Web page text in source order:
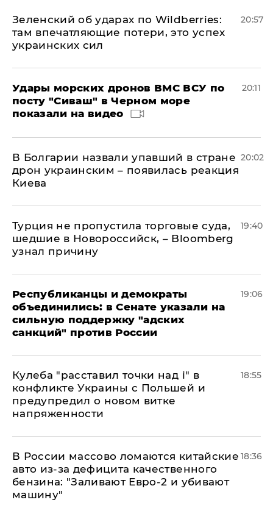
Зеленский об ударах по Wildberries:
там впечатляющие потери, это успех
украинских сил
20:57
Удары морских дронов ВМС ВСУ по
посту "Сиваш" в Черном море
показали на видео
20:11
В Болгарии назвали упавший в стране
дрон украинским – появилась реакция
Киева
20:02
Турция не пропустила торговые суда,
шедшие в Новороссийск, – Bloomberg
узнал причину
19:40
Республиканцы и демократы
объединились: в Сенате указали на
сильную поддержку "адских
санкций" против России
19:06
Кулеба "расставил точки над і" в
конфликте Украины с Польшей и
предупредил о новом витке
напряженности
18:55
В России массово ломаются китайские
авто из-за дефицита качественного
бензина: "Заливают Евро-2 и убивают
машину"
18:36